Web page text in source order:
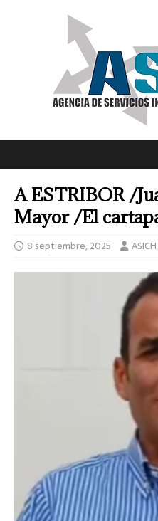
A ESTRIBOR /
Mayor /El
8 septiembre, 2025 ASICH